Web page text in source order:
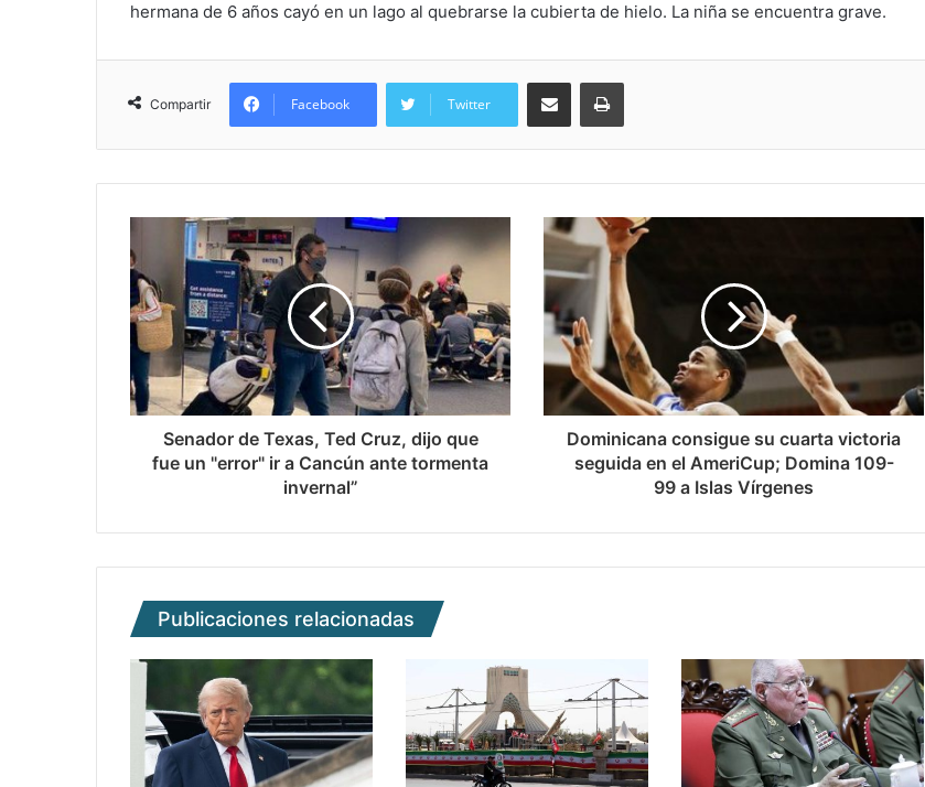
hermana de 6 años cayó en un lago al quebrarse la cubierta de hielo. La niña se encuentra grave.
Compartir Facebook Twitter
Compartir via Email Imprimi
Senador de Texas, Ted Cruz, dijo que
fue un "error" ir a Cancún ante tormenta
invernal”
Dominicana consigue su cuarta victoria
seguida en el AmeriCup; Domina 109-
99 a Islas Vírgenes
Publicaciones relacionadas